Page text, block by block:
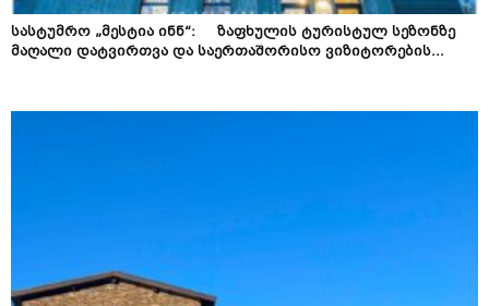
სასტუმრო „მესტია ინნ“: ზაფხულის ტურისტულ სეზონზე
მაღალი დატვირთვა და საერთაშორისო ვიზიტორების...